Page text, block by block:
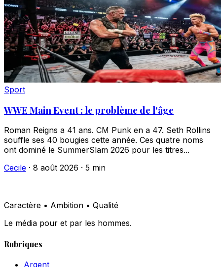
Sport
WWE Main Event : le problème de l'âge
Roman Reigns a 41 ans. CM Punk en a 47. Seth Rollins
souffle ses 40 bougies cette année. Ces quatre noms
ont dominé le SummerSlam 2026 pour les titres...
Cecile · 8 août 2026 · 5 min
Caractère • Ambition • Qualité
Le média pour et par les hommes.
Rubriques
Argent